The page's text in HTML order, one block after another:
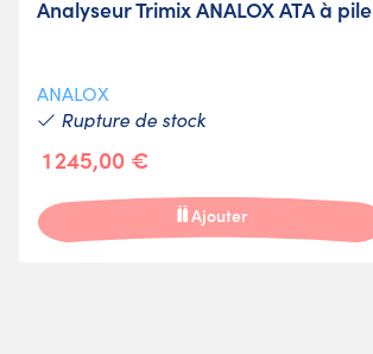
Analyseur Trimix ANALOX ATA à pile
ANALOX
Rupture de stock
1 245,00 €
Ajouter